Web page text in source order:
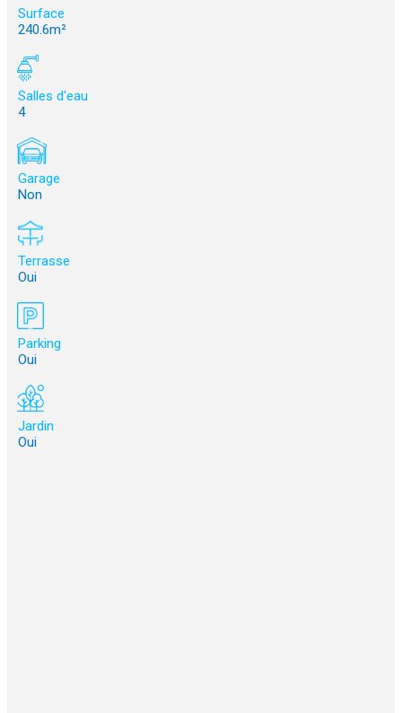
Surface
240.6m²
Salles d'eau
4
Garage
Non
Terrasse
Oui
Parking
Oui
Jardin
Oui